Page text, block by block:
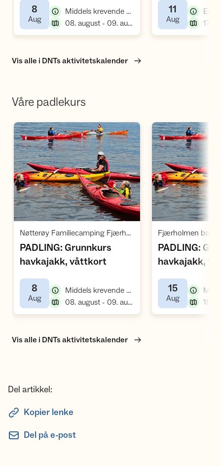
8
Aug,
Middels krevende kurs, padlekurs
,
08. august - 09. august
11
Aug,
Vis alle i DNTs aktivitetskalender
Våre padlekurs
Åpne aktivitet
Nøtterøy Familiecamping Fjærholmen / Fjærholmveien 170 / Husøysund
PADLING: Grunnkurs
havkajakk, våttkort
8
Aug,
Middels krevende kurs, padlekurs
,
08. august - 09. august
PADLING:
havkajakk,
15
Aug,
Vis alle i DNTs aktivitetskalender
Del artikkel:
Kopier lenke
Del på e-post